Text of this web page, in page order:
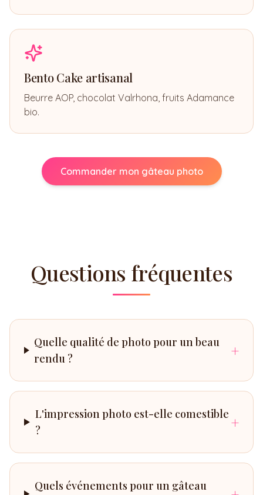
Bento Cake artisanal
Beurre AOP, chocolat Valrhona, fruits Adamance
bio.
Commander mon gâteau photo
Questions fréquentes
Quelle qualité de photo pour un beau
rendu ?
+
L'impression photo est-elle comestible
?
+
Quels événements pour un gâteau